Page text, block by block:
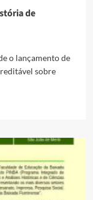
de
o lançamento de
sobre